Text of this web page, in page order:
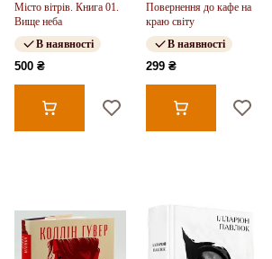
Місто вітрів. Книга 01.
Вище неба
В наявності
500 ₴
Повернення до кафе на
краю світу
В наявності
299 ₴